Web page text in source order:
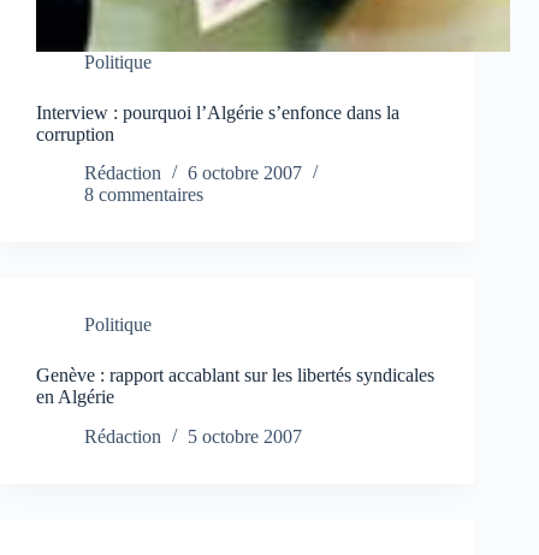
Politique
Interview : pourquoi l’Algérie s’enfonce dans la
corruption
Rédaction
6 octobre 2007
8 commentaires
Politique
Genève : rapport accablant sur les libertés syndicales
en Algérie
Rédaction
5 octobre 2007